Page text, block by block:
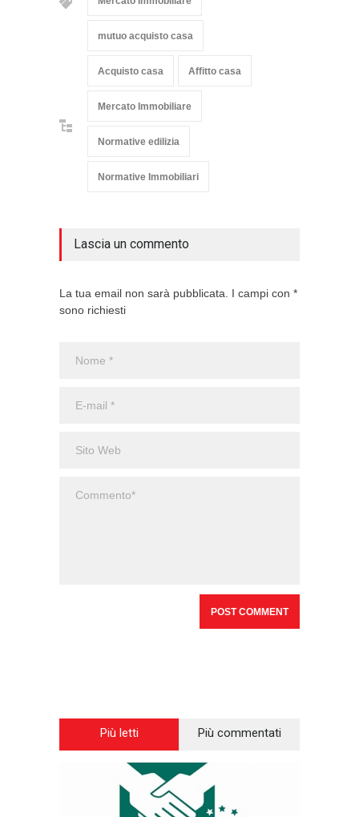
mutuo acquisto casa
Acquisto casa Affitto casa
Mercato Immobiliare
Normative edilizia
Normative Immobiliari
Lascia un commento
La tua email non sarà pubblicata. I campi con *
sono richiesti
Più letti Più commentati